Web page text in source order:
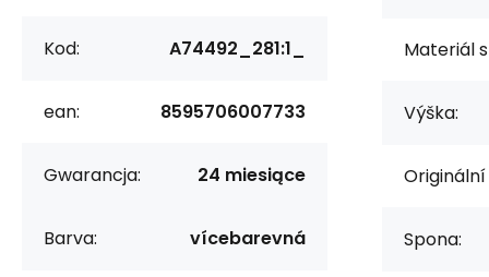
Kod: A74492_281:1_
ean: 8595706007733
Gwarancja: 24 miesiące
Barva: vícebarevná
Materiál
Výška:
Spona: